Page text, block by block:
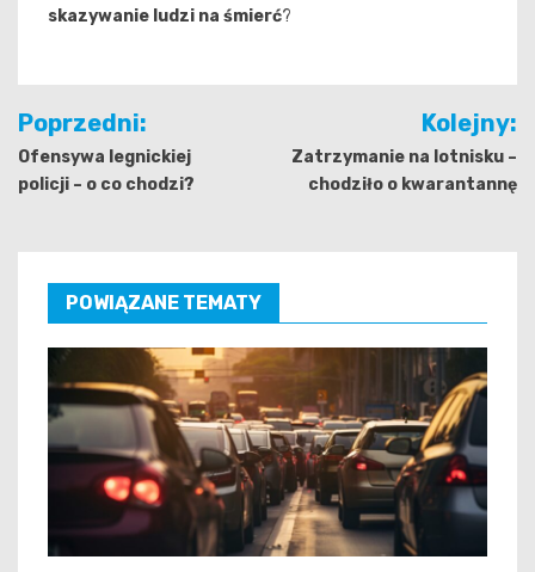
skazywanie ludzi na śmierć?
Nawigacja
wpisu
Poprzedni:
Ofensywa legnickiej
policji – o co chodzi?
Kolejny:
Zatrzymanie na lotnisku –
chodziło o kwarantannę
POWIĄZANE TEMATY